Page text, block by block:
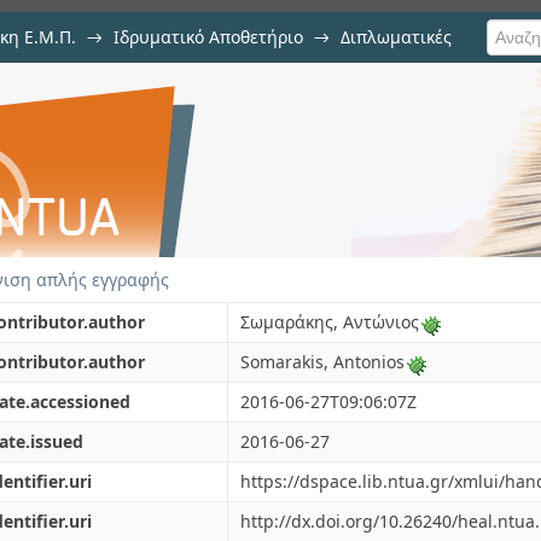
Ε.Μ.Π. → Ιδρυματικό Αποθετήριο → Διπλωματικές
of ECG Recordings for
απλής εγγραφής
Σωμαράκης, Αντώνιος
Somarakis, Antonios
2016-06-27T09:06:07Z
2016-06-27
https://dspace.lib.ntua.gr/xmlui/
http://dx.doi.org/10.26240/